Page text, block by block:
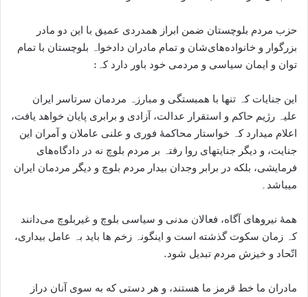
حزب مردم بلوچستان ضمن ابراز همدردی عمیق با این دو مادر
بزرگوار و خانواده‌های‌شان و تمام مادران دادخواہ بلوچستان با تمام
توان و ایمان سیاسی و مردمی خود باور دارد کہ:
این جنایات کہ تنها با همبستگی و مبارزہ مردمان سرتاسر ایران
علیہ رژیم حاکم و استقرار عدالت، آزادی و برابری پایان خواهد یافت،
اعلام میدارد کہ خواستار محاکمهٔ فوری و علنی عاملان و آمران این
جنایت، و دیگر جنایتھای روا رفتہ بر مردم بلوچ نه در دادگاه‌های
فرمایشی، بلکه در برابر وجدان بیدار مردم بلوچ و دیگر مردمان ایران
میباشد۔
همهٔ نیروهای آگاه، فعالان مدنی و سیاسی بلوچ و غیربلوچ می‌دانند
کہ زمان سکوت گذشته است و اینگونہ زخم ھا باید بہ عامل بیداری،
اتّحاد و خیزش مردم تبدیل شود.
مادران ما خط قرمز ما هستند، و هر دستی که به سوی آنان دراز